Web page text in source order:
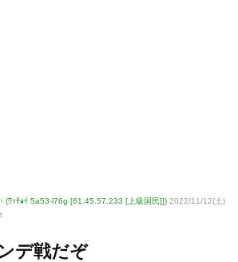
(ﾜｯﾁｮｲ 5a53-l76g [61.45.57.233 [上級国民]]) 2022/11/12(土)
デ戦だぞ